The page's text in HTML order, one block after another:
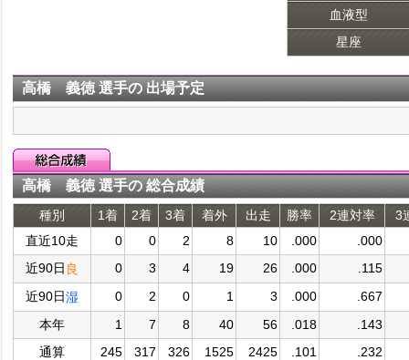
血液型
星座
高橋 義徳 選手の 出場予定
高橋 義徳 選手の 総合成績
種別 1着 2着 3着 着外 出走 勝率 2連対率
3
直近10走
0 0 2 8 10 .000
.000
近90日 良 0 3 4 19 26 .000
.115
近90日湿 0 2 0 1 3 .000
.667
本年
1 7 8 40 56 .018
.143
通算
245 317 326 1525 2425 .101 .232